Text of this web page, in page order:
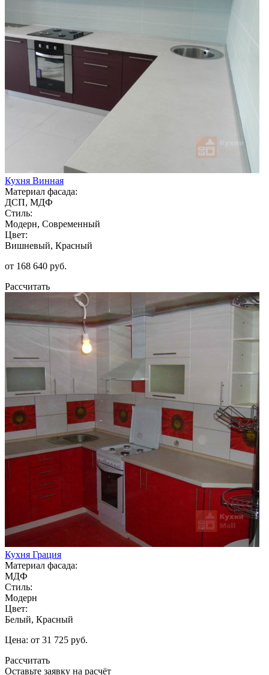
Кухня Винная
Материал фасада:
ДСП, МДФ
Стиль:
Модерн, Современный
Цвет:
Вишневый, Красный
от 168 640 руб.
Рассчитать
Кухня Грация
Материал фасада:
МДФ
Стиль:
Модерн
Цвет:
Белый, Красный
Цена: от 31 725 руб.
Рассчитать
Оставьте заявку на расчёт